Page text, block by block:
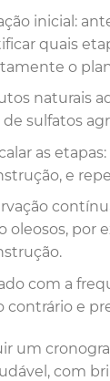
inicial:
quais
o
naturais
de sulfatos
as
e
oleosos, por
com a
contrário e
um
com